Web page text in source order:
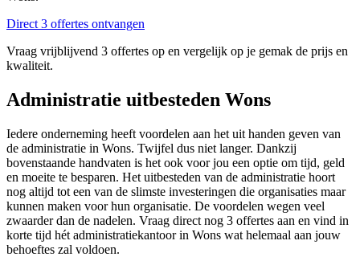
Direct 3 offertes ontvangen
Vraag vrijblijvend 3 offertes op en vergelijk op je gemak de prijs en
kwaliteit.
Administratie uitbesteden Wons
Iedere onderneming heeft voordelen aan het uit handen geven van
de administratie in Wons. Twijfel dus niet langer. Dankzij
bovenstaande handvaten is het ook voor jou een optie om tijd, geld
en moeite te besparen. Het uitbesteden van de administratie hoort
nog altijd tot een van de slimste investeringen die organisaties maar
kunnen maken voor hun organisatie. De voordelen wegen veel
zwaarder dan de nadelen. Vraag direct nog 3 offertes aan en vind in
korte tijd hét administratiekantoor in Wons wat helemaal aan jouw
behoeftes zal voldoen.